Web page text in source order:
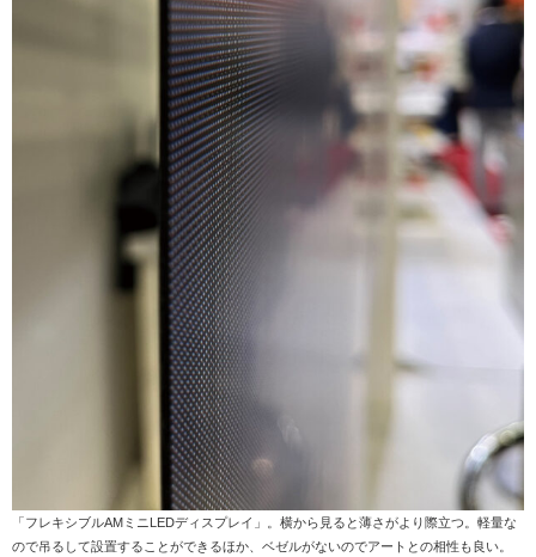
「フレキシブルAMミニLEDディスプレイ」。横から見ると薄さがより際立つ。軽量な
ので吊るして設置することができるほか、ベゼルがないのでアートとの相性も良い。